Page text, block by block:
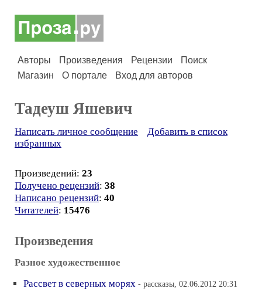
Авторы Произведения Рецензии
Поиск
Магазин
О портале Вход для авторов
Тадеуш Яшевич
Написать личное сообщение
Добавить в список
избранных
Произведений: 23
Получено рецензий: 38
Написано рецензий: 40
Читателей: 15476
Произведения
Разное художественное
Рассвет в северных морях - рассказы, 02.06.2012 20:31